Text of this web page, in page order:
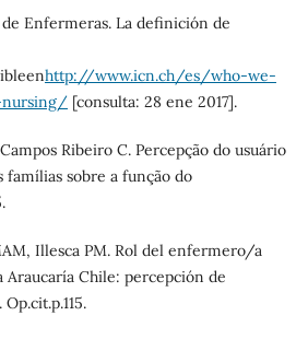
Enfermeras. La definición de
http://www.icn.ch/es/who-we-
[consulta: 28 ene 2017].
Ribeiro C. Percepção do usuário
famílias sobre a função do
Illesca PM. Rol del enfermero/a
Chile: percepción de